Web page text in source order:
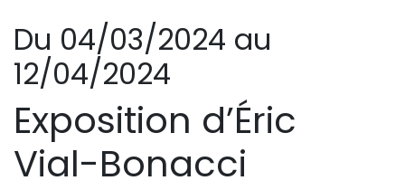
Du 04/03/2024 au
12/04/2024
Exposition d’Éric
Vial-Bonacci